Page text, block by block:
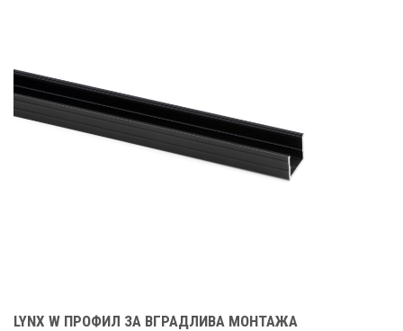
LYNX W ПРОФИЛ ЗА ВГРАДЛИВА МОНТАЖА